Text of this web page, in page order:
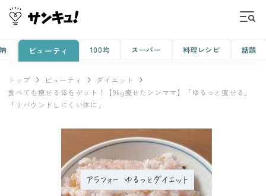
ビューティ 100均 スーパー 料理レシピ 話題
トップ ビューティ
ダイエット
食べても痩せる体をゲット！【9kg痩せたシンママ】「ゆるっと痩せる」
「リバウンドしにくい体に」